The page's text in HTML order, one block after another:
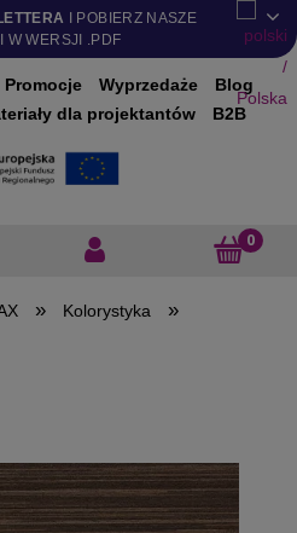
I POBIERZ NASZE
W WERSJI .PDF
Promocje Wyprzedaże
Blog
dla projektantów B2B
» Kolorystyka »